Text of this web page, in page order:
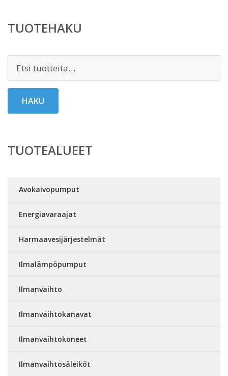
TUOTEHAKU
HAKU
TUOTEALUEET
Avokaivopumput
Energiavaraajat
Harmaavesijärjestelmät
Ilmalämpöpumput
Ilmanvaihto
Ilmanvaihtokanavat
Ilmanvaihtokoneet
Ilmanvaihtosäleiköt